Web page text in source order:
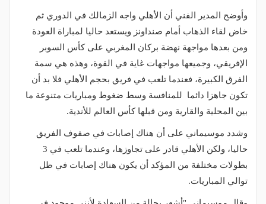
وأوضح المدير الفني أن الأهلي واجه الزمالك في الدوري ثم
خاض لقاء الذهاب أمام صنداونز ويستعد حاليا لمباراة العودة
ومن بعدها مواجهة نهضة بركان المغربي على كأس السوبر
الإفريقي، وجميعها مواجهات غاية في القوة، وهذه هي سمة
الفرق الكبيرة، فعندما تلعب في فريق بحجم الأهلي فلا بد أن
تكون جاهزا دائما للمنافسة وسط ضغوط ومباريات متنوعة ما
بين المحلية والقارية ومن قبلها كأس العالم للأندية.
وشدد موسيماني على أن هناك إصابات في صفوف الفريق
حاليا، ولكن الأهلي قادر على تجاوزها، وعندما تلعب في 3
بطولات مختلفة من المؤكد أن يكون هناك إصابات في ظل
توالي المباريات.